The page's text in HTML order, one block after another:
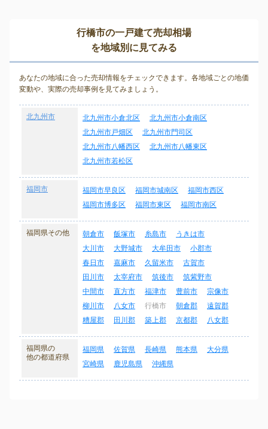
行橋市の一戸建て売却相場
を地域別に見てみる
あなたの地域に合った売却情報をチェックできます。各地域ごとの地価
変動や、実際の売却事例を見てみましょう。
北九州市 北九州市小倉北区
北九州市小倉南区
北九州市戸畑区
北九州市門司区
北九州市八幡西区
北九州市八幡東区
北九州市若松区
福岡市 福岡市早良区 福岡市城南区
福岡市西区
福岡市博多区
福岡市東区 福岡市南区
福岡県その他 朝倉市 飯塚市 糸島市
うきは市
大川市
大野城市 大牟田市
小郡市
春日市
嘉麻市 久留米市
古賀市
田川市
太宰府市 筑後市
筑紫野市
中間市
直方市 福津市 豊前市
宗像市
柳川市
八女市 行橋市 朝倉郡
遠賀郡
糟屋郡
田川郡 築上郡 京都郡 八女郡
福岡県の
他の都道府県
福岡県 佐賀県 長崎県 熊本県
大分県
宮崎県
鹿児島県 沖縄県